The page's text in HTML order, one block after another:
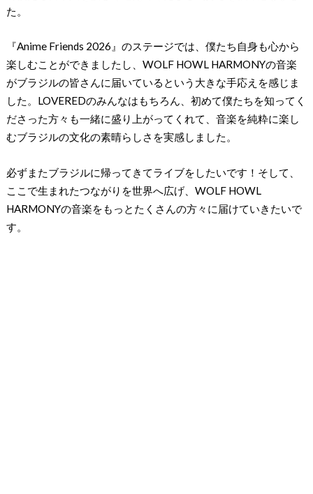
た。
『Anime Friends 2026』のステージでは、僕たち⾃⾝も⼼から
楽しむことができましたし、WOLF HOWL HARMONYの⾳楽
がブラジルの皆さんに届いているという⼤きな⼿応えを感じま
した。LOVEREDのみんなはもちろん、初めて僕たちを知ってく
ださった⽅々も⼀緒に盛り上がってくれて、⾳楽を純粋に楽し
むブラジルの⽂化の素晴らしさを実感しました。
必ずまたブラジルに帰ってきてライブをしたいです！そして、
ここで⽣まれたつながりを世界へ広げ、WOLF HOWL
HARMONYの⾳楽をもっとたくさんの⽅々に届けていきたいで
す。